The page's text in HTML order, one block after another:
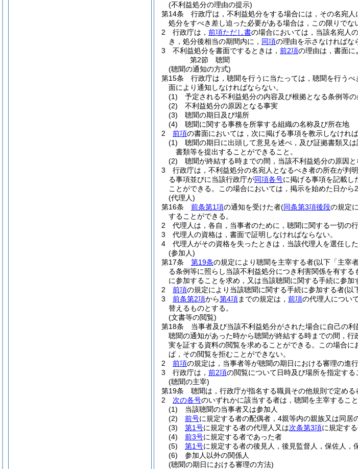
(不利益処分の理由の提示)
第14条
行政庁は，不利益処分をする場合には，その名宛
処分をすべき差し迫った必要がある場合は，この限りでな
2
行政庁は， 前項ただし書の場合においては，当該名宛人
き，処分後相当の期間内に， 同項の理由を示さなければな
3
不利益処分を書面でするときは， 前2項の理由は，書面に
第2節
聴聞
(聴聞の通知の方式)
第15条
行政庁は，聴聞を行うに当たっては，聴聞を行う
面により通知しなければならない。
(1)
予定される不利益処分の内容及び根拠となる条例等の
(2)
不利益処分の原因となる事実
(3)
聴聞の期日及び場所
(4)
聴聞に関する事務を所掌する組織の名称及び所在地
2
前項の書面においては，次に掲げる事項を教示しなければ
(1)
聴聞の期日に出頭して意見を述べ，及び証拠書類又は
書類等を提出することができること。
(2)
聴聞が終結する時までの間，当該不利益処分の原因
3
行政庁は，不利益処分の名宛人となるべき者の所在が判
る事項並びに当該行政庁が同項各号に掲げる事項を記載し
ことができる。
この場合においては，掲示を始めた日か
(代理人)
第16条
前条第1項の通知を受けた者(同条第3項後段の規定
することができる。
2
代理人は，各自，当事者のために，聴聞に関する一切の
3
代理人の資格は，書面で証明しなければならない。
4
代理人がその資格を失ったときは，当該代理人を選任し
(参加人)
第17条
第19条の規定により聴聞を主宰する者(以下「主宰
る条例等に照らし当該不利益処分につき利害関係を有する
に参加することを求め，又は当該聴聞に関する手続に参加
2
前項の規定により当該聴聞に関する手続に参加する者(以
3
前条第2項から第4項までの規定は， 前項の代理人につい
替えるものとする。
(文書等の閲覧)
第18条
当事者及び当該不利益処分がされた場合に自己の
聴聞の通知があった時から聴聞が終結する時までの間，
実を証する資料の閲覧を求めることができる。
この場合に
ば，その閲覧を拒むことができない。
2
前項の規定は，当事者等が聴聞の期日における審理の進
3
行政庁は， 前2項の閲覧について日時及び場所を指定する
(聴聞の主宰)
第19条
聴聞は，行政庁が指名する職員その他規則で定める
2
次の各号のいずれかに該当する者は，聴聞を主宰すること
(1)
当該聴聞の当事者又は参加人
(2)
前号に規定する者の配偶者，4親等内の親族又は同居
(3)
第1号に規定する者の代理人又は次条第3項に規定す
(4)
前3号に規定する者であった者
(5)
第1号に規定する者の後見人，後見監督人，保佐人，
(6)
参加人以外の関係人
(聴聞の期日における審理の方法)